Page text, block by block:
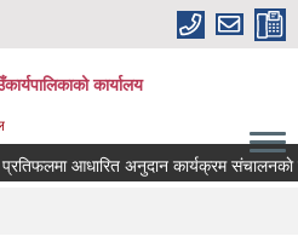
कार्यालय
आधारित अनुदान कार्यक्रम संचालनकाे